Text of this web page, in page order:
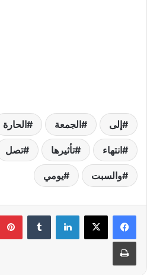
إلى الجمعة الحارة
انتهاء تأثيرها تصل
والسبت يومي
لينكدإن
طباعة